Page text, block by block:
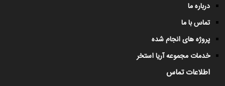
درباره ما
تماس با ما
پروژه های انجام شده
خدمات مجموعه آریا استخر
اطلاعات تماس